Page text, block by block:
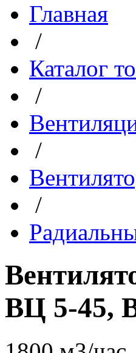
Главная
/
Каталог
/
/
/
ВЦ 5-45,